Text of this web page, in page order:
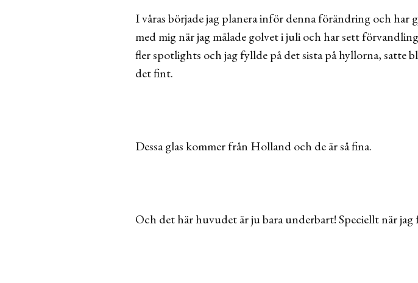
I våras började jag planera inför denna förändring och
med mig när jag målade golvet i juli och har sett
fler spotlights och jag fyllde på det sista på hyllorna, satte
det fint.
Dessa glas kommer från Holland och de är så fina.
Och det här huvudet är ju bara underbart! Speciellt när